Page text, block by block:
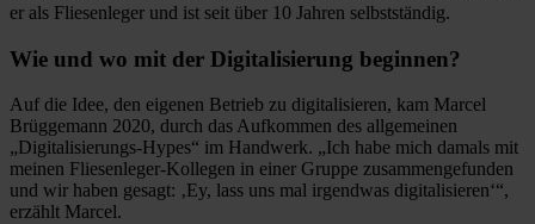
er als Fliesenleger und ist seit über 10 Jahren selbstständig.
Wie und wo mit der Digitalisierung beginnen?
Auf die Idee, den eigenen Betrieb zu digitalisieren, kam Marcel
Brüggemann 2020, durch das Aufkommen des allgemeinen
„Digitalisierungs-Hypes“ im Handwerk. „Ich habe mich damals mit
meinen Fliesenleger-Kollegen in einer Gruppe zusammengefunden
und wir haben gesagt: ‚Ey, lass uns mal irgendwas digitalisieren‘“,
erzählt Marcel.